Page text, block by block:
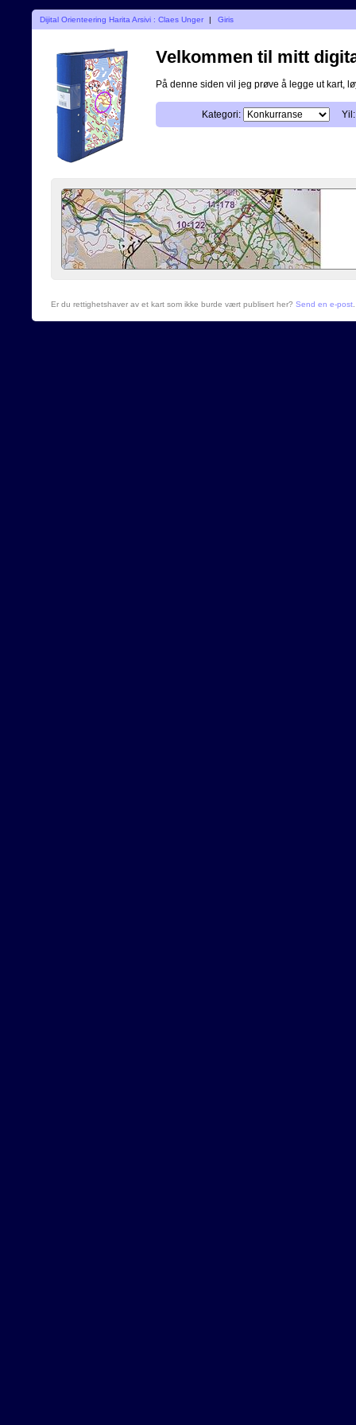
Dijital Orienteering Harita Arsivi : Claes Unger | Giris
Velkommen til mitt
På denne siden vil jeg prøve å legge ut kart,
Kategori: Yil:
Er du rettighetshaver av et kart som ikke burde vært publisert her? Send en e-post